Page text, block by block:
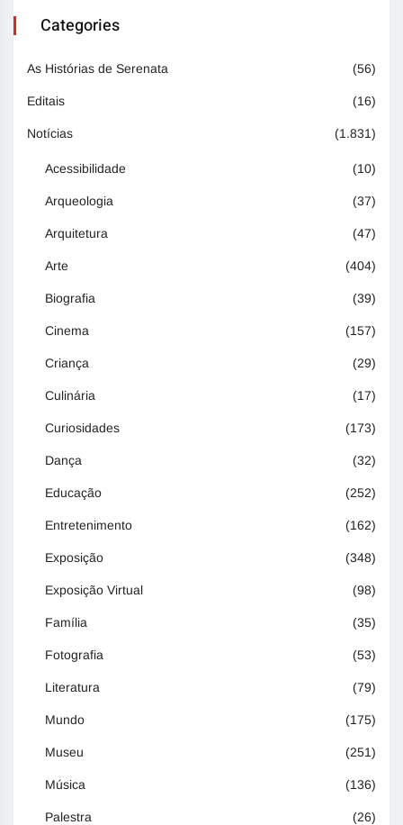
Categories
As Histórias de Serenata (56)
Editais (16)
Notícias (1.831)
Acessibilidade (10)
Arqueologia (37)
Arquitetura (47)
Arte (404)
Biografia (39)
Cinema (157)
Criança (29)
Culinária (17)
Curiosidades (173)
Dança (32)
Educação (252)
Entretenimento (162)
Exposição (348)
Exposição Virtual (98)
Família (35)
Fotografia (53)
Literatura (79)
Mundo (175)
Museu (251)
Música (136)
Palestra (26)